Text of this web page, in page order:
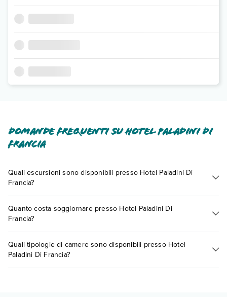
Domande frequenti su Hotel Paladini Di
Francia
Quali escursioni sono disponibili presso Hotel Paladini Di
Francia?
presso Hotel Paladini Di Francia. Scoprile tutte nella
dedicata
Quanto costa soggiornare presso Hotel Paladini Di
Francia?
vari fattori (per es. date, condizioni dell'hotel, ecc). Per
consultare i prezzi, compila il motore di ricerca e scegli
Quali tipologie di camere sono disponibili presso Hotel
Paladini Di Francia?